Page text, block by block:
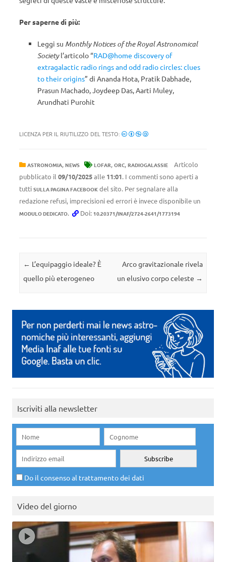
Per saperne di più:
Leggi su Monthly Notices of the Royal Astronomical
Societyl’articolo “RAD@home discovery of
extragalactic radio rings and odd radio circles: clues
to their origins” di Ananda Hota, Pratik Dabhade,
Prasun Machado, Joydeep Das, Aarti Muley,
Arundhati Purohit
LICENZA PER IL RIUTILIZZO DEL TESTO:
ASTRONOMIA, NEWS LOFAR, ORC, RADIOGALASSIE
Articolo
pubblicato il 09/10/2025alle 11:01. I commenti sono aperti a
tutti SULLA PAGINA FACEBOOK del sito. Per segnalare alla
redazione refusi, imprecisioni ed errori è invece disponibile un
MODULO DEDICATO. Doi: 10.20371/INAF/2724-2641/1773194
Navigazione articolo
← L’equipaggio ideale? È
quello più eterogeneo
Arco gravitazionale rivela
un elusivo corpo celeste →
Iscriviti alla newsletter
Do il consenso al trattamento dei dati
Video del giorno